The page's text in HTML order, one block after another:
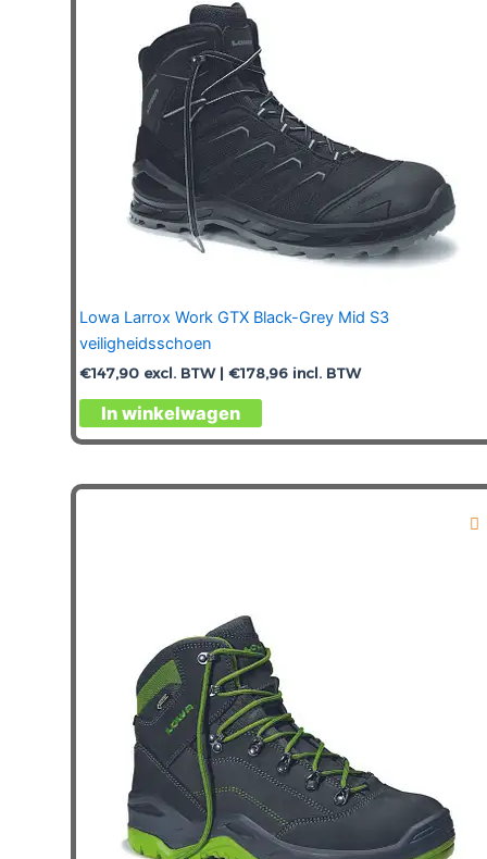
de
productpagina
Lowa Larrox Work GTX Black-Grey Mid S3
veiligheidsschoen
€147,90 excl. BTW | €178,96 incl. BTW
In winkelwagen
Dit
product
meerdere
worden
op
de
productpagina